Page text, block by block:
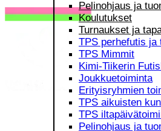
Pelinohjaus ja
Koulutukset
Turnaukset ja
TPS perhefutis ja
TPS Mimmit
Kimi-Tiikerin
Joukkuetoiminta
Erityisryhmien
TPS aikuisten
TPS
Pelinohjaus ja